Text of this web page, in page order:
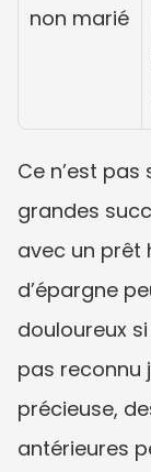
non marié
Ce n’est
grandes
avec un prêt
d’épargne
douloureux
pas reconnu
précieuse,
antérieures